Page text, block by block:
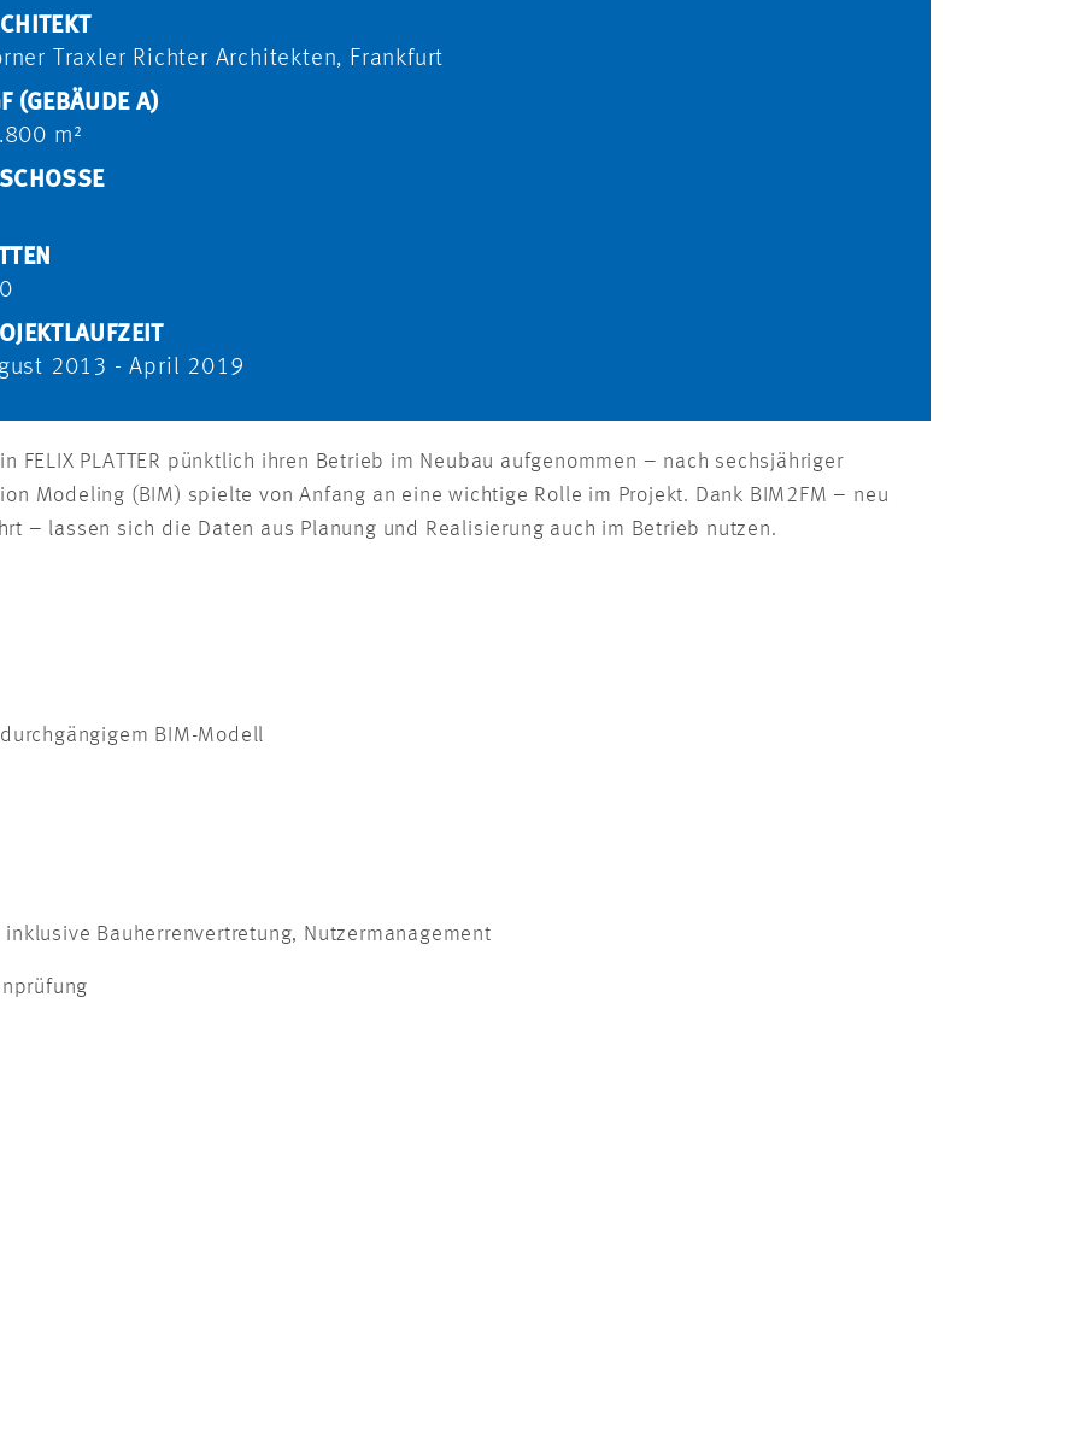
Traxler Richter Architekten, Frankfurt
(GEBÄUDE A)
m²
2013 - April 2019
FELIX PLATTER pünktlich ihren Betrieb im Neubau aufgenommen – nach sechsjähriger
Modeling (BIM) spielte von Anfang an eine wichtige Rolle im Projekt. Dank BIM2FM – neu
– lassen sich die Daten aus Planung und Realisierung auch im Betrieb nutzen.
BIM-Modell
Bauherrenvertretung, Nutzermanagement